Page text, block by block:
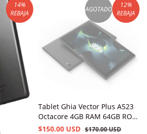
14%
REBAJA
AGOTADO
12%
REBAJA
Tablet Ghia Vector Plus A523
Octacore 4GB RAM 64GB ROM
Wi-Fi BT Android 13 2
$150.00 USD $170.00 USD